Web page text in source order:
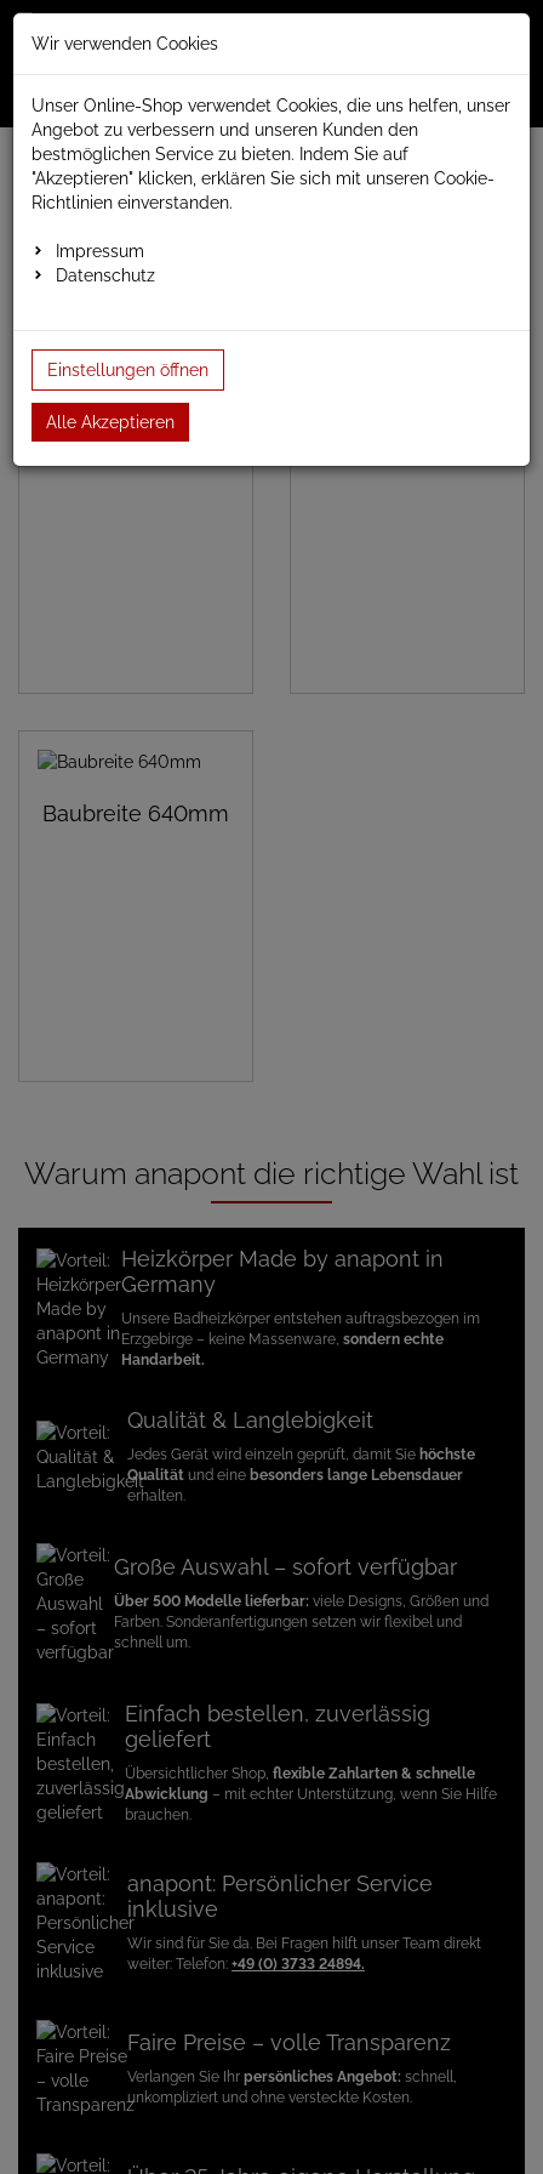
Menü
www.anapont.eu
elektrischer Badheizkörper
Tytus, sehr hohe Wärmeabgabe, elektrisch
Tytus, sehr hohe Wärmeabgabe,
elektrisch
Baubreite 440mm
Baubreite 640mm
Warum anapont die richtige Wahl ist
Heizkörper Made by anapont in
Germany
Unsere Badheizkörper entstehen auftragsbezogen im
Erzgebirge – keine Massenware, sondern echte
Handarbeit.
Qualität & Langlebigkeit
Jedes Gerät wird einzeln geprüft, damit Sie höchste
Qualität und eine besonders lange Lebensdauer
erhalten.
Große Auswahl – sofort verfügbar
Über 500 Modelle lieferbar: viele Designs, Größen und
Farben. Sonderanfertigungen setzen wir flexibel und
schnell um.
Einfach bestellen, zuverlässig
geliefert
Übersichtlicher Shop, flexible Zahlarten & schnelle
Abwicklung – mit echter Unterstützung, wenn Sie Hilfe
brauchen.
anapont: Persönlicher Service
inklusive
Wir sind für Sie da. Bei Fragen hilft unser Team direkt
weiter: Telefon: +49 (0) 3733 24894.
Faire Preise – volle Transparenz
Verlangen Sie Ihr persönliches Angebot: schnell,
unkompliziert und ohne versteckte Kosten.
Wir verwenden Cookies
Unser Online-Shop verwendet Cookies, die uns helfen, unser
Angebot zu verbessern und unseren Kunden den
bestmöglichen Service zu bieten. Indem Sie auf
"Akzeptieren" klicken, erklären Sie sich mit unseren Cookie-
Richtlinien einverstanden.
Impressum
Datenschutz
Einstellungen öffnen
Alle Akzeptieren